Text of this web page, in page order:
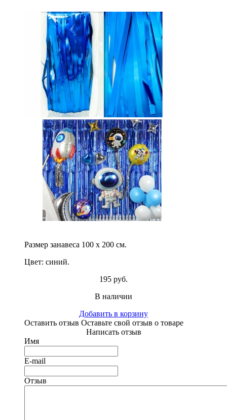
Размер занавеса 100 х 200 см.
Цвет: синий.
195 руб.
В наличии
Добавить в корзину
Оставить отзыв Оставьте свой отзыв о товаре
Написать отзыв
Имя
E-mail
Отзыв